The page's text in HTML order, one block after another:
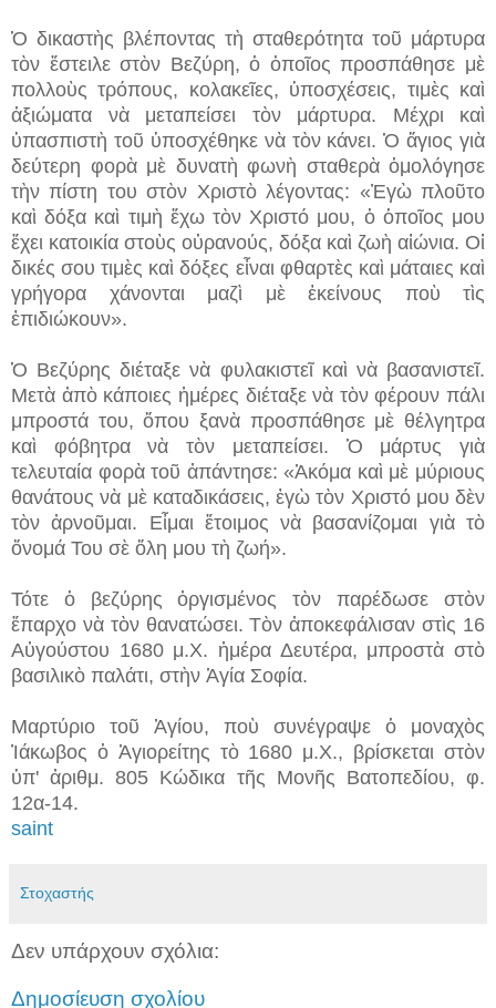
Ὁ δικαστὴς βλέποντας τὴ σταθερότητα τοῦ μάρτυρα
τὸν ἔστειλε στὸν Βεζύρη, ὁ ὁποῖος προσπάθησε μὲ
πολλοὺς τρόπους, κολακεῖες, ὑποσχέσεις, τιμὲς καὶ
ἀξιώματα νὰ μεταπείσει τὸν μάρτυρα. Μέχρι καὶ
ὑπασπιστὴ τοῦ ὑποσχέθηκε νὰ τὸν κάνει. Ὁ ἅγιος γιὰ
δεύτερη φορὰ μὲ δυνατὴ φωνὴ σταθερὰ ὁμολόγησε
τὴν πίστη του στὸν Χριστὸ λέγοντας: «Ἐγὼ πλοῦτο
καὶ δόξα καὶ τιμὴ ἔχω τὸν Χριστό μου, ὁ ὁποῖος μου
ἔχει κατοικία στοὺς οὐρανούς, δόξα καὶ ζωὴ αἰώνια. Οἱ
δικές σου τιμὲς καὶ δόξες εἶναι φθαρτὲς καὶ μάταιες καὶ
γρήγορα χάνονται μαζὶ μὲ ἐκείνους ποὺ τὶς
ἐπιδιώκουν».
Ὁ Βεζύρης διέταξε νὰ φυλακιστεῖ καὶ νὰ βασανιστεῖ.
Μετὰ ἀπὸ κάποιες ἡμέρες διέταξε νὰ τὸν φέρουν πάλι
μπροστά του, ὅπου ξανὰ προσπάθησε μὲ θέλγητρα
καὶ φόβητρα νὰ τὸν μεταπείσει. Ὁ μάρτυς γιὰ
τελευταία φορὰ τοῦ ἀπάντησε: «Ἀκόμα καὶ μὲ μύριους
θανάτους νὰ μὲ καταδικάσεις, ἐγὼ τὸν Χριστό μου δὲν
τὸν ἀρνοῦμαι. Εἶμαι ἕτοιμος νὰ βασανίζομαι γιὰ τὸ
ὄνομά Του σὲ ὅλη μου τὴ ζωή».
Τότε ὁ βεζύρης ὀργισμένος τὸν παρέδωσε στὸν
ἔπαρχο νὰ τὸν θανατώσει. Τὸν ἀποκεφάλισαν στὶς 16
Αὐγούστου 1680 μ.Χ. ἡμέρα Δευτέρα, μπροστὰ στὸ
βασιλικὸ παλάτι, στὴν Ἁγία Σοφία.
Μαρτύριο τοῦ Ἁγίου, ποὺ συνέγραψε ὁ μοναχὸς
Ἰάκωβος ὁ Ἁγιορείτης τὸ 1680 μ.Χ., βρίσκεται στὸν
ὑπ' ἀριθμ. 805 Κώδικα τῆς Μονῆς Βατοπεδίου, φ.
12α-14.
saint
Στοχαστής
Δεν υπάρχουν σχόλια:
Δημοσίευση σχολίου